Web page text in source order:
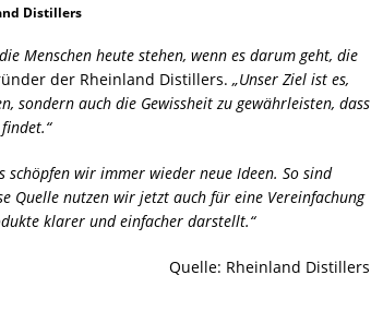
Distillers
Menschen heute stehen, wenn es darum geht, die
der Rheinland Distillers. „Unser Ziel ist es,
auch die Gewissheit zu gewährleisten, dass
schöpfen wir immer wieder neue Ideen. So sind
Quelle nutzen wir jetzt auch für eine Vereinfachung
klarer und einfacher darstellt.“
Quelle: Rheinland Distillers